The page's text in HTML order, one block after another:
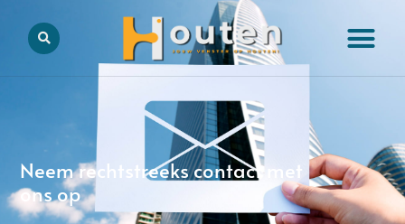
Neem rechtstreeks contact met
ons op